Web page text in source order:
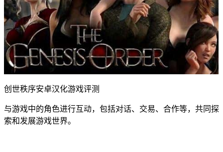
创世秩序安卓汉化游戏评测
与游戏中的角色进行互动，包括对话、交易、合作等，共同探
索和发展游戏世界。